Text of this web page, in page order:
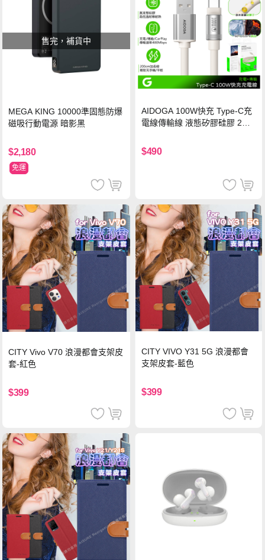
售完，補貨中
MEGA KING 10000準固態防爆
磁吸行動電源 暗影黑
$2,180
免運
AIDOGA 100W快充 Type-C充
電線傳輸線 液態矽膠硅膠 2M
$490
CITY Vivo V70 浪漫都會支架皮
套-紅色
$399
CITY VIVO Y31 5G 浪漫都會
支架皮套-藍色
$399